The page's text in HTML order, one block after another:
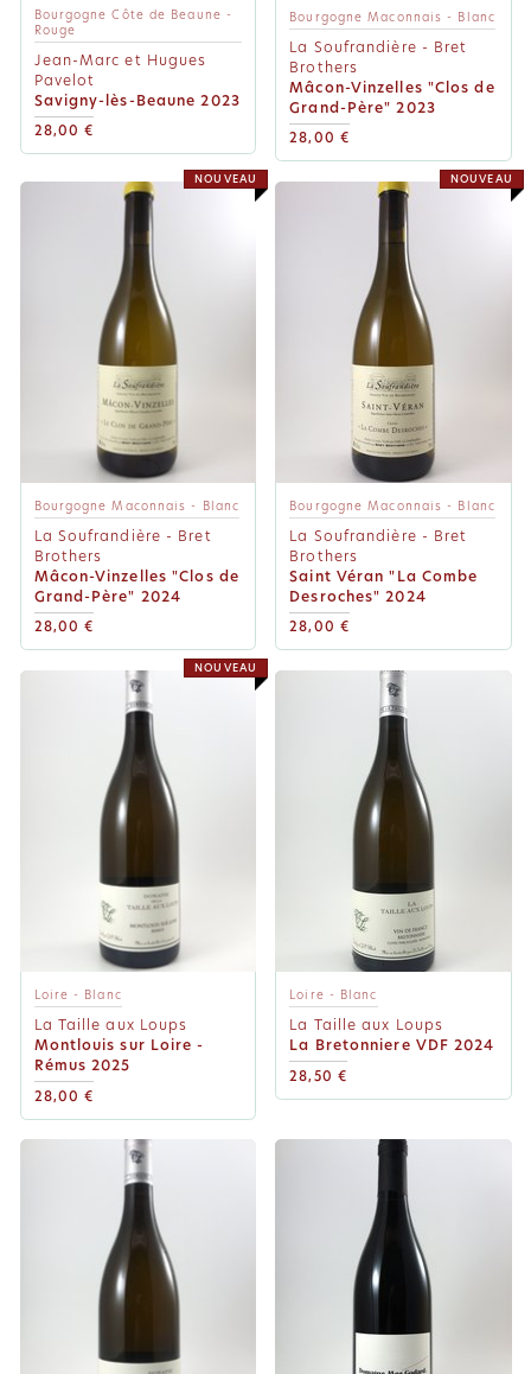
Bourgogne Côte de Beaune -
Rouge
Jean-Marc et Hugues
Pavelot
Savigny-lès-Beaune 2023
28,00 €
Bourgogne Maconnais - Blanc
La Soufrandière - Bret
Brothers
Mâcon-Vinzelles "Clos de
Grand-Père" 2023
28,00 €
Bourgogne Maconnais - Blanc
La Soufrandière - Bret
Brothers
Mâcon-Vinzelles "Clos de
Grand-Père" 2024
28,00 €
NOUVEAU
Bourgogne Maconnais - Blanc
La Soufrandière - Bret
Brothers
Saint Véran "La Combe
Desroches" 2024
28,00 €
NOUVEAU
Loire - Blanc
La Taille aux Loups
Montlouis sur Loire -
Rémus 2025
28,00 €
NOUVEAU
Loire - Blanc
La Taille aux Loups
La Bretonniere VDF 2024
28,50 €